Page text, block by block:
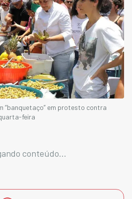
“banquetaço” em protesto contra
feira
conteúdo...